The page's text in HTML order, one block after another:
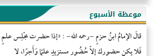
موعظة الأسبوع
قالَ الإمامُ ابنُ حزمٍ -رحمه الله- : «إذا حضرت مجْلِس علمٍ
فَلا يكن حضورك إِلاّ حُضُور مستزيدٍ علمًا وَأَجرًا، لا